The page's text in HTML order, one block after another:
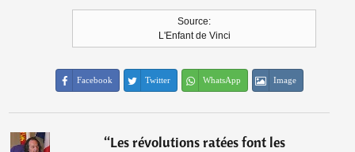
Source:
L'Enfant de Vinci
Facebook Twitter WhatsApp Image
“Les révolutions ratées font les